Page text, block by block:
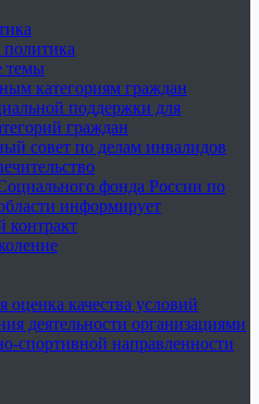
темы
категориям граждан
поддержки для
граждан
совет по делам инвалидов
фонда России по
информирует
контракт
оценка качества условий
деятельности организациями
спортивной направленности